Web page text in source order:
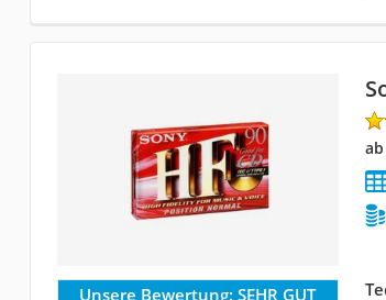
Unsere Bewertung: SEHR GUT